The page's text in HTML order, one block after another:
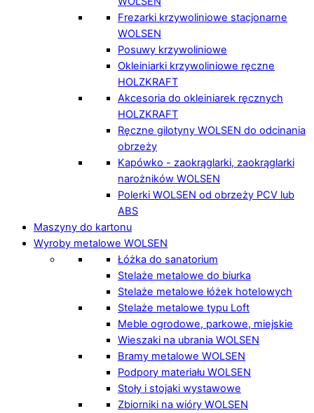
Frezarki krzywoliniowe stacjonarne
WOLSEN
Posuwy krzywoliniowe
Okleiniarki krzywoliniowe ręczne
HOLZKRAFT
Akcesoria do okleiniarek ręcznych
HOLZKRAFT
Ręczne gilotyny WOLSEN do odcinania
obrzeży
Kapówko - zaokrąglarki, zaokrąglarki
narożników WOLSEN
Polerki WOLSEN od obrzeży PCV lub
ABS
Maszyny do kartonu
Wyroby metalowe WOLSEN
Łóżka do sanatorium
Stelaże metalowe do biurka
Stelaże metalowe łóżek hotelowych
Stelaże metalowe typu Loft
Meble ogrodowe, parkowe, miejskie
Wieszaki na ubrania WOLSEN
Bramy metalowe WOLSEN
Podpory materiału WOLSEN
Stoły i stojaki wystawowe
Zbiorniki na wióry WOLSEN